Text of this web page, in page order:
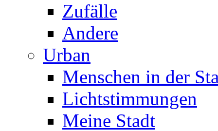
Zufälle
Andere
Urban
Menschen in der
Lichtstimmungen
Meine Stadt